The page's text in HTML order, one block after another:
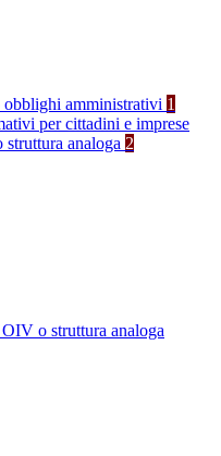
obblighi amministrativi 1
per cittadini e imprese
analoga 2
o struttura analoga